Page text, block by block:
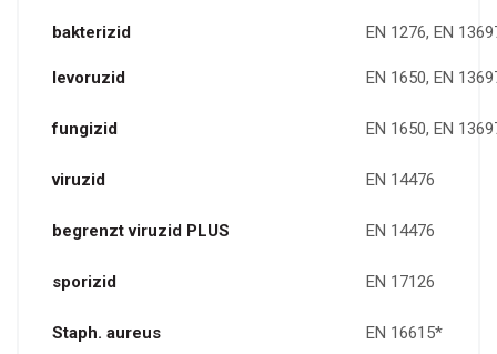
bakterizid EN 1276, EN
levoruzid EN 1650, EN
fungizid EN 1650, EN
viruzid EN 14476
begrenzt viruzid PLUS EN 14476
sporizid EN 17126
Staph. aureus EN 16615*